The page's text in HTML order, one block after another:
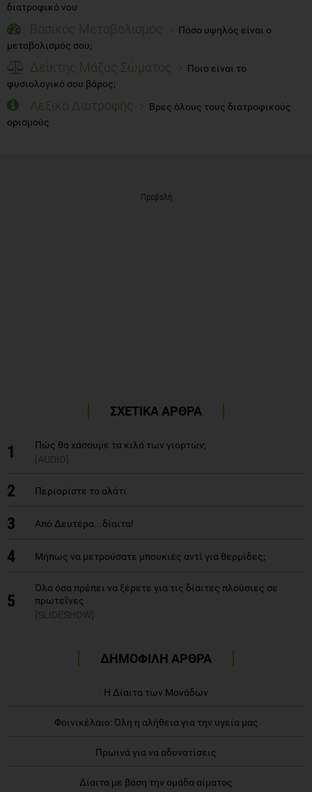
διατροφικό νου
Βασικός Μεταβολισμός
Πόσο υψηλός είναι ο
μεταβολισμός σου;
Δείκτης Μάζας Σώματος
Ποιο είναι το
φυσιολογικό σου βάρος;
Λεξικό Διατροφής
Βρες όλους τους διατροφικούς
ορισμούς
Προβολή
ΣΧΕΤΙΚΑ ΑΡΘΡΑ
1
Πώς θα χάσουμε τα κιλά των γιορτών;
[AUDIO]
2 Περιορίστε το αλάτι
3 Από Δευτέρα...δίαιτα!
4 Μήπως να μετρούσατε μπουκιές αντί για θερμίδες;
5
Όλα όσα πρέπει να ξέρετε για τις δίαιτες πλούσιες σε
πρωτεΐνες
[SLIDESHOW]
ΔΗΜΟΦΙΛΗ ΑΡΘΡΑ
Η Δίαιτα των Μονάδων
Φοινικέλαιο: Όλη η αλήθεια για την υγεία μας
Πρωινά για να αδυνατίσεις
Δίαιτα με βάση την ομάδα αίματος